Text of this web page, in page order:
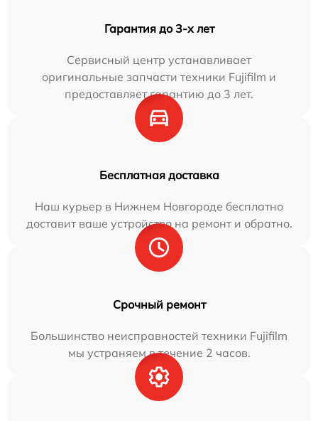
Гарантия до 3-х лет
Сервисный центр устанавливает
оригинальные запчасти техники Fujifilm и
предоставляет гарантию до 3 лет.
Бесплатная доставка
Наш курьер в Нижнем Новгороде бесплатно
доставит ваше устройство на ремонт и обратно.
Срочный ремонт
Большинство неисправностей техники Fujifilm
мы устраняем в течение 2 часов.